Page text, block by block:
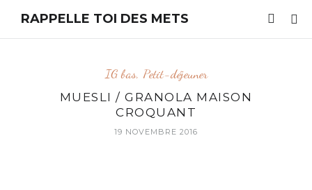
RAPPELLE TOI DES METS
IG bas, Petit-déjeuner
MUESLI / GRANOLA MAISON
CROQUANT
19 NOVEMBRE 2016